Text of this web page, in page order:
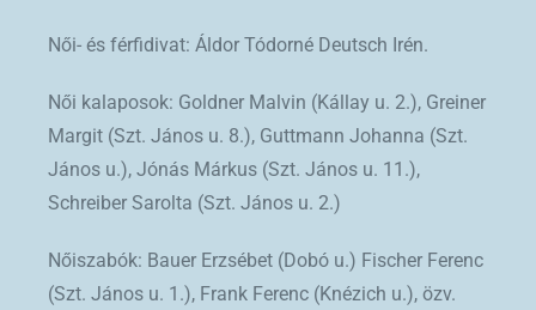
Női- és férfidivat: Áldor Tódorné Deutsch Irén.
Női kalaposok: Goldner Malvin (Kállay u. 2.), Greiner
Margit (Szt. János u. 8.), Guttmann Johanna (Szt.
János u.), Jónás Márkus (Szt. János u. 11.),
Schreiber Sarolta (Szt. János u. 2.)
Nőiszabók: Bauer Erzsébet (Dobó u.) Fischer Ferenc
(Szt. János u. 1.), Frank Ferenc (Knézich u.), özv.